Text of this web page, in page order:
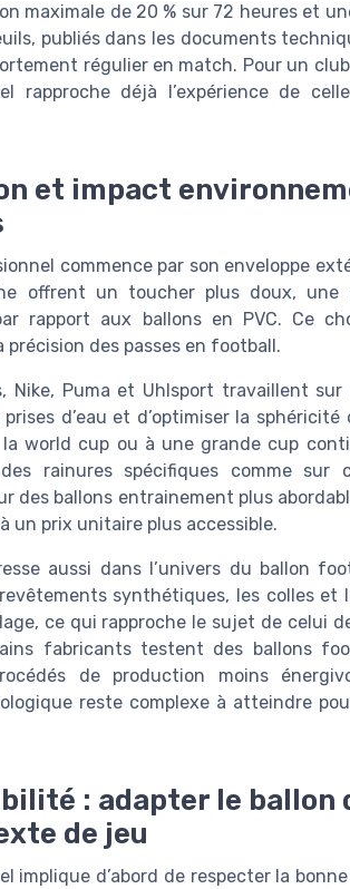
maximale de 20 % sur 72 heures et
publiés dans les documents
régulier en match. Pour un
rapproche déjà l’expérience de
et impact
commence par son enveloppe
offrent un toucher plus doux,
rapport aux ballons en PVC. Ce
des passes en football.
Nike, Puma et Uhlsport travaillent
d’eau et d’optimiser la
world cup ou à une grande cup
rainures spécifiques comme sur
des ballons entrainement plus
un prix unitaire plus accessible.
aussi dans l’univers du ballon
synthétiques, les colles et
ce qui rapproche le sujet de celui
fabricants testent des ballons
de production moins
reste complexe à atteindre
: adapter le ballon
de jeu
implique d’abord de respecter la